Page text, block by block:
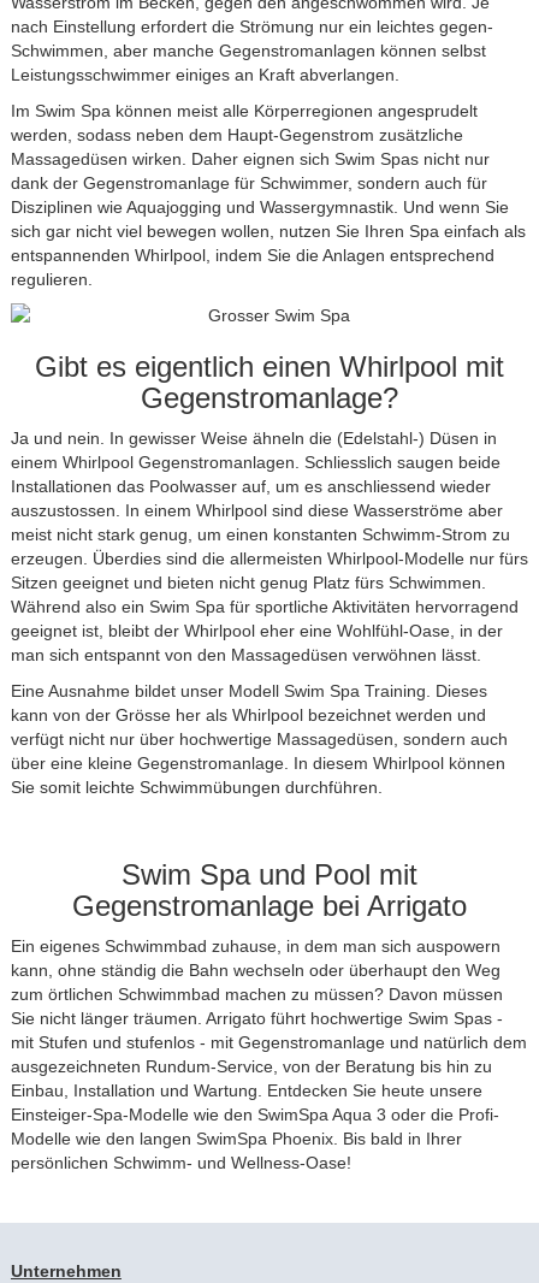
nach Einstellung erfordert die Strömung nur ein leichtes gegen-
Schwimmen, aber manche Gegenstromanlagen können selbst
Leistungsschwimmer einiges an Kraft abverlangen.
Im Swim Spakönnen meist alle Körperregionen angesprudelt
werden, sodass neben dem Haupt-Gegenstrom zusätzliche
Massagedüsen wirken. Daher eignen sich Swim Spas nicht nur
dank der Gegenstromanlage für Schwimmer, sondern auch für
Disziplinen wie Aquajogging und Wassergymnastik. Und wenn Sie
sich gar nicht viel bewegen wollen, nutzen Sie Ihren Spa einfach als
entspannenden Whirlpool, indem Sie die Anlagen entsprechend
regulieren.
Gibt es eigentlich einen Whirlpool mit
Gegenstromanlage?
Ja und nein. In gewisser Weise ähneln die (Edelstahl-) Düsen in
einem Whirlpool Gegenstromanlagen. Schliesslich saugen beide
Installationen das Poolwasser auf, um es anschliessend wieder
auszustossen. In einem Whirlpool sind diese Wasserströme aber
meist nicht stark genug, um einen konstanten Schwimm-Strom zu
erzeugen. Überdies sind die allermeisten Whirlpool-Modelle nur fürs
Sitzen geeignet und bieten nicht genug Platz fürs Schwimmen.
Während also ein Swim Spa für sportliche Aktivitäten hervorragend
geeignet ist, bleibt der Whirlpool eher eine Wohlfühl-Oase, in der
man sich entspannt von den Massagedüsen verwöhnen lässt.
Eine Ausnahme bildet unser Modell Swim Spa Training. Dieses
kann von der Grösse her als Whirlpool bezeichnet werden und
verfügt nicht nur über hochwertige Massagedüsen, sondern auch
über eine kleine Gegenstromanlage. In diesem Whirlpool können
Sie somit leichte Schwimmübungen durchführen.
Swim Spa und Pool mit
Gegenstromanlage bei Arrigato
Ein eigenes Schwimmbad zuhause, in dem man sich auspowern
kann, ohne ständig die Bahn wechseln oder überhaupt den Weg
zum örtlichen Schwimmbad machen zu müssen? Davon müssen
Sie nicht länger träumen. Arrigato führt hochwertige Swim Spas -
mit Stufen und stufenlos - mit Gegenstromanlage und natürlich dem
ausgezeichneten Rundum-Service, von der Beratung bis hin zu
Einbau, Installation und Wartung. Entdecken Sie heute unsere
Einsteiger-Spa-Modelle wie den SwimSpa Aqua 3 oder die Profi-
Modelle wie den langen SwimSpa Phoenix. Bis bald in Ihrer
persönlichen Schwimm- und Wellness-Oase!
Unternehmen